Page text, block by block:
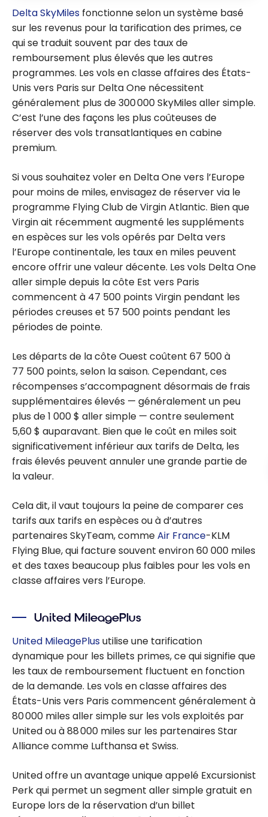
Delta SkyMiles fonctionne selon un système basé
sur les revenus pour la tarification des primes, ce
qui se traduit souvent par des taux de
remboursement plus élevés que les autres
programmes. Les vols en classe affaires des États-
Unis vers Paris sur Delta One nécessitent
généralement plus de 300 000 SkyMiles aller simple.
C’est l’une des façons les plus coûteuses de
réserver des vols transatlantiques en cabine
premium.
Si vous souhaitez voler en Delta One vers l’Europe
pour moins de miles, envisagez de réserver via le
programme Flying Club de Virgin Atlantic. Bien que
Virgin ait récemment augmenté les suppléments
en espèces sur les vols opérés par Delta vers
l’Europe continentale, les taux en miles peuvent
encore offrir une valeur décente. Les vols Delta One
aller simple depuis la côte Est vers Paris
commencent à 47 500 points Virgin pendant les
périodes creuses et 57 500 points pendant les
périodes de pointe.
Les départs de la côte Ouest coûtent 67 500 à
77 500 points, selon la saison. Cependant, ces
récompenses s’accompagnent désormais de frais
supplémentaires élevés — généralement un peu
plus de 1 000 $ aller simple — contre seulement
5,60 $ auparavant. Bien que le coût en miles soit
significativement inférieur aux tarifs de Delta, les
frais élevés peuvent annuler une grande partie de
la valeur.
Cela dit, il vaut toujours la peine de comparer ces
tarifs aux tarifs en espèces ou à d’autres
partenaires SkyTeam, commeAir France-KLM
Flying Blue, qui facture souvent environ 60 000 miles
et des taxes beaucoup plus faibles pour les vols en
classe affaires vers l’Europe.
United MileagePlus
United MileagePlusutilise une tarification
dynamique pour les billets primes, ce qui signifie que
les taux de remboursement fluctuent en fonction
de la demande. Les vols en classe affaires des
États-Unis vers Paris commencent généralement à
80 000 miles aller simple sur les vols exploités par
United ou à 88 000 miles sur les partenaires Star
Alliance comme Lufthansa et Swiss.
United offre un avantage unique appelé Excursionist
Perk qui permet un segment aller simple gratuit en
Europe lors de la réservation d’un billet